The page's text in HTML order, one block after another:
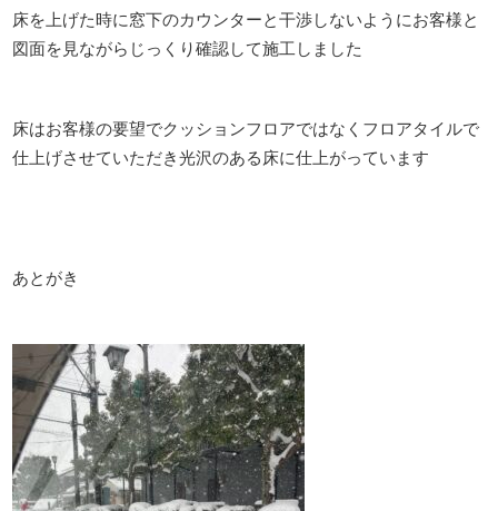
床を上げた時に窓下のカウンターと干渉しないようにお客様と
図面を見ながらじっくり確認して施工しました
床はお客様の要望でクッションフロアではなくフロアタイルで
仕上げさせていただき光沢のある床に仕上がっています
あとがき